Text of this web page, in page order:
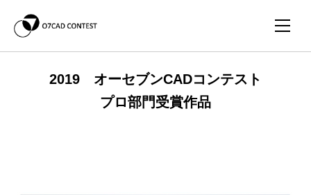
2019 オーセブンCADコンテスト
プロ部門受賞作品